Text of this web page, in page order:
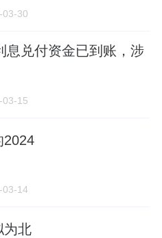
03-30
息兑付资金已到账，涉
03-15
2024
03-14
为北